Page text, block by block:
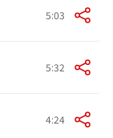
5:03
5:32
4:24